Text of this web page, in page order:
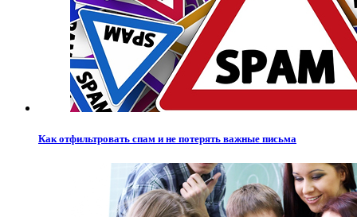
Как отфильтровать спам и не потерять важные письма